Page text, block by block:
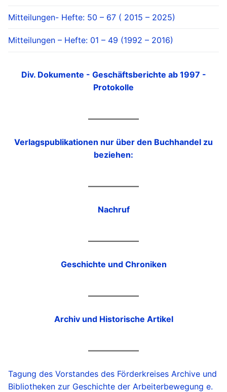
Mitteilungen- Hefte: 50 – 67 ( 2015 – 2025)
Mitteilungen – Hefte: 01 – 49 (1992 – 2016)
Div. Dokumente - Geschäftsberichte ab 1997 -
Protokolle
Verlagspublikationen nur über den Buchhandel zu
beziehen:
Nachruf
Geschichte und Chroniken
Archiv und Historische Artikel
Tagung des Vorstandes des Förderkreises Archive und
Bibliotheken zur Geschichte der Arbeiterbewegung e.